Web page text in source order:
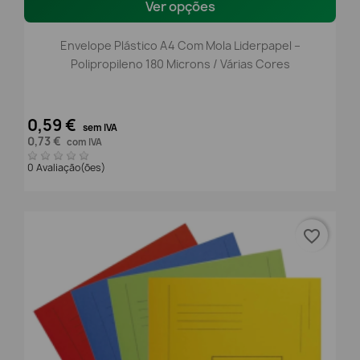
Ver opções
Envelope Plástico A4 Com Mola Liderpapel –
Polipropileno 180 Microns / Várias Cores
0,59 € sem IVA
0,73 € com IVA
0 Avaliação(ões)
favorite_border